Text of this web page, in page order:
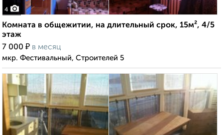
4
Комната в общежитии, на длительный срок, 15м², 4/5
этаж
7 000 ₽ в месяц
мкр. Фестивальный, Строителей 5